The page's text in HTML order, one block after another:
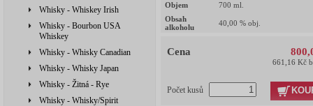
Whisky - Whiskey Irish
Whisky - Bourbon USA
Whiskey
Whisky - Whisky Canadian
Whisky - Whisky Japan
Whisky - Žitná - Rye
Whisky - Whisky/Spirit
Objem 700 ml.
Obsah
alkoholu
40,00 % obj.
Cena
661,16 Kč
Počet kusů